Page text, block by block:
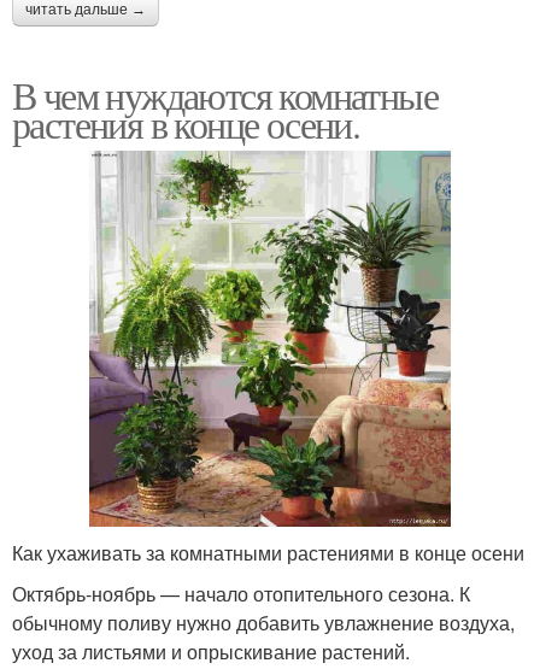
читать дальше →
В чем нуждаются комнатные
растения в конце осени.
Как ухаживать за комнатными растениями в конце осени
Октябрь-ноябрь — начало отопительного сезона. К
обычному поливу нужно добавить увлажнение воздуха,
уход за листьями и опрыскивание растений.